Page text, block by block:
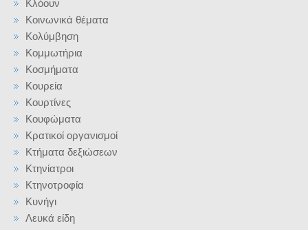
Κλόουν
Κοινωνικά θέματα
Κολύμβηση
Κομμωτήρια
Κοσμήματα
Κουρεία
Κουρτίνες
Κουφώματα
Κρατικοί οργανισμοί
Κτήματα δεξιώσεων
Κτηνίατροι
Κτηνοτροφία
Κυνήγι
Λευκά είδη